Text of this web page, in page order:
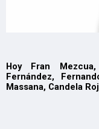
Hoy Fran
Fernández,
Massana, Candela